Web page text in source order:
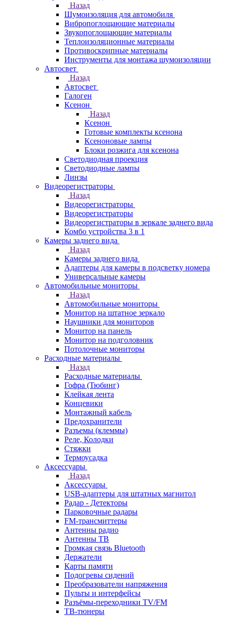
Назад
Шумоизоляция для автомобиля
Вибропоглощающие материалы
Звукопоглощающие материалы
Теплоизоляционные материалы
Противоскрипные материалы
Инструменты для монтажа шумоизоляции
Автосвет
Назад
Автосвет
Галоген
Ксенон
Назад
Ксенон
Готовые комплекты ксенона
Ксеноновые лампы
Блоки розжига для ксенона
Светодиодная проекция
Светодиодные лампы
Линзы
Видеорегистраторы
Назад
Видеорегистраторы
Видеорегистраторы
Видеорегистраторы в зеркале заднего вида
Комбо устройства 3 в 1
Камеры заднего вида
Назад
Камеры заднего вида
Адаптеры для камеры в подсветку номера
Универсальные камеры
Автомобильные мониторы
Назад
Автомобильные мониторы
Монитор на штатное зеркало
Наушники для мониторов
Монитор на панель
Монитор на подголовник
Потолочные мониторы
Расходные материалы
Назад
Расходные материалы
Гофра (Тюбинг)
Клейкая лента
Концевики
Монтажный кабель
Предохранители
Разъемы (клеммы)
Реле, Колодки
Стяжки
Термоусадка
Аксессуары
Назад
Аксессуары
USB-адаптеры для штатных магнитол
Радар - Детекторы
Парковочные радары
FM-трансмиттеры
Антенны радио
Антенны ТВ
Громкая связь Bluetooth
Держатели
Карты памяти
Подогревы сидений
Преобразователи напряжения
Пульты и интерфейсы
Разъёмы-переходники TV/FM
ТВ-тюнеры